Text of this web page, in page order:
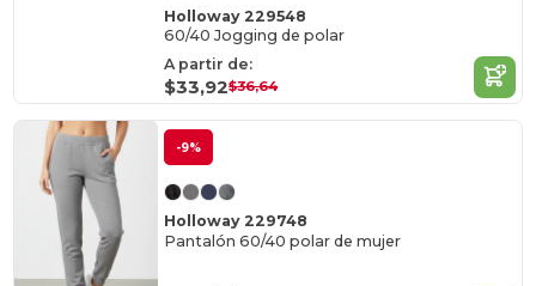
Holloway 229548
60/40 Jogging de polar
A partir de:
$33,92$36,64
-9%
Holloway 229748
Pantalón 60/40 polar de mujer